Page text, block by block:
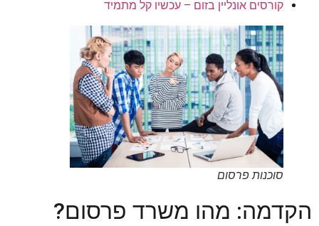
קורסים אונליין בזום – עכשיו קל מתמיד
סוכנות פרסום
הקדמה: מהו משרד פרסום?